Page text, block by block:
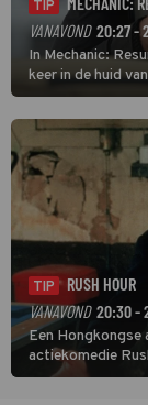
TIP
VANAVOND 20:27 -
In Mechanic:
keer in de huid
donder op kunt
veel terechtkomt.
TIP
RUSH HOUR
VANAVOND 20:30 -
Een Hongkongse
actiekomedie
van een leien